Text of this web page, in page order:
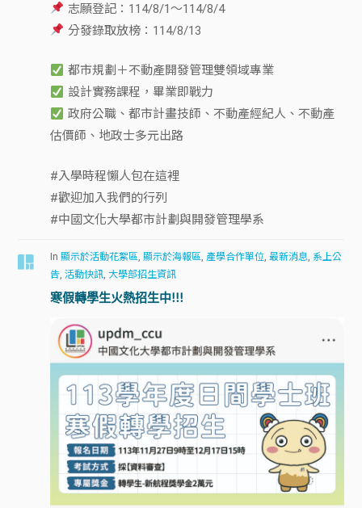
志願登記：114/8/1～114/8/4
分發錄取放榜：114/8/13
都市規劃＋不動產開發管理雙領域專業
設計實務課程，畢業即戰力
政府公職、都市計畫技師、不動產經紀人、不動產
估價師、地政士多元出路
#入學時程懶人包在這裡
#歡迎加入我們的行列
#中國文化大學都市計劃與開發管理學系
In顯示於活動花絮區,顯示於海報區, 產學合作單位,最新消息, 系上公
告,活動快訊, 大學部招生資訊
寒假轉學生火熱招生中!!!